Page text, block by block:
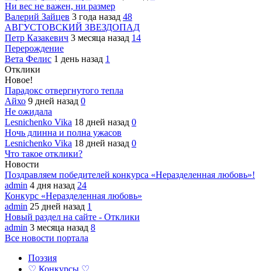
Ни вес не важен, ни размер
Валерий Зайцев 3 года назад 48
АВГУСТОВСКИЙ ЗВЕЗДОПАД
Петр Казакевич 3 месяца назад 14
Перерождение
Вета Фелис 1 день назад 1
Отклики
Новое!
Парадокс отвергнутого тепла
Айхо 9 дней назад 0
Не ожидала
Lesnichenko Vika 18 дней назад 0
Ночь длинна и полна ужасов
Lesnichenko Vika 18 дней назад 0
Что такое отклики?
Новости
Поздравляем победителей конкурса «Неразделенная любовь»!
admin 4 дня назад 24
Конкурс «Неразделенная любовь»
admin 25 дней назад 1
Новый раздел на сайте - Отклики
admin 3 месяца назад 8
Все новости портала
Поэзия
♡ Конкурсы ♡